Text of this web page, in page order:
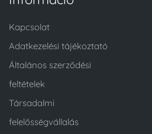
Kapcsolat
Adatkezelési tájékoztató
Általános szerződési
feltételek
Társadalmi
felelősségvállalás